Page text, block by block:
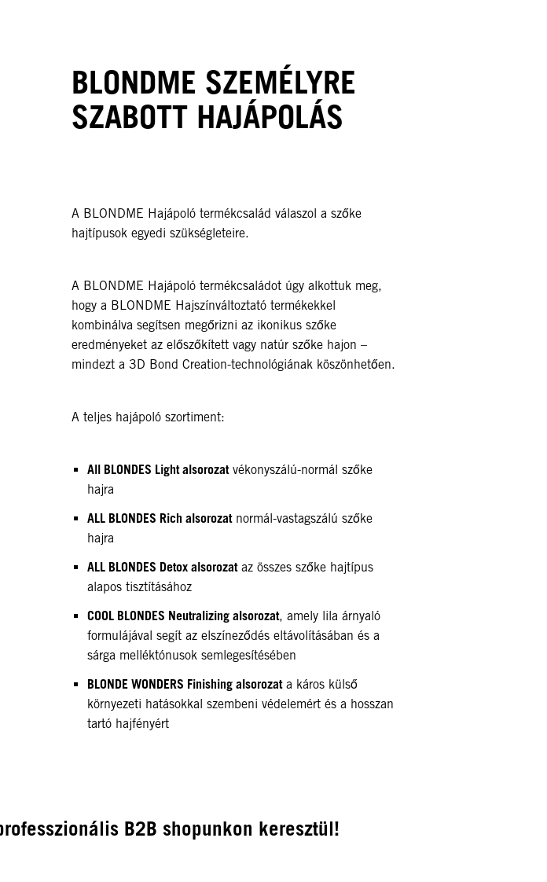
BLONDME SZEMÉLYRE
SZABOTT HAJÁPOLÁS
A BLONDME Hajápoló termékcsalád válaszol a szőke
hajtípusok egyedi szükségleteire.
A BLONDME Hajápoló termékcsaládot úgy alkottuk meg,
hogy a BLONDME Hajszínváltoztató termékekkel
kombinálva segítsen megőrizni az ikonikus szőke
eredményeket az előszőkített vagy natúr szőke hajon –
mindezt a 3D Bond Creation-technológiának köszönhetően.
A teljes hajápoló szortiment:
All BLONDES Light alsorozatvékonyszálú-normál szőke
hajra
ALL BLONDES Rich alsorozatnormál-vastagszálú szőke
hajra
ALL BLONDES Detox alsorozataz összes szőke hajtípus
alapos tisztításához
COOL BLONDES Neutralizing alsorozat, amely lila árnyaló
formulájával segít az elszíneződés eltávolításában és a
sárga melléktónusok semlegesítésében
BLONDE WONDERS Finishing alsorozata káros külső
környezeti hatásokkal szembeni védelemért és a hosszan
tartó hajfényért
B2B shopunkon keresztül!